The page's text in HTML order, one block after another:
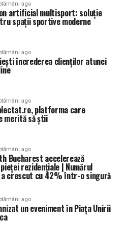
ago
artificial multisport: soluție
spații sportive moderne
ago
încrederea clienților atunci
ago
platforma care
merită să știi
ago
Bucharest accelerează
rezidențiale | Numărul
crescut cu 42% într-o singură
ago
un eveniment în Piața Unirii